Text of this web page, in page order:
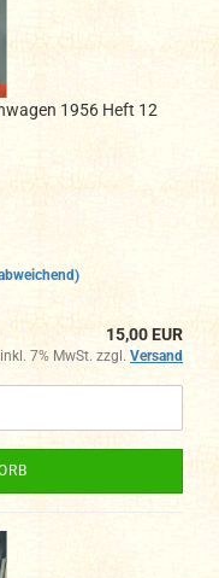
1956 Heft 12
15,00 EUR
inkl. 7% MwSt. zzgl. Versand